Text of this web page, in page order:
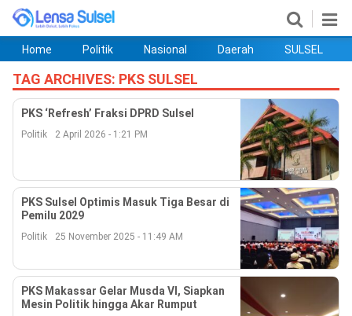
Home
Politik
Nasional
Daerah
SULSEL
Ekobis
Hukum
PENDIDIKAN
Olahraga
HIBURAN
Opini
©
Copyright
2026
lensasulsel.com
Home Politik Nasional Daerah SULSEL
TAG ARCHIVES: PKS SULSEL
PKS ‘Refresh’ Fraksi DPRD Sulsel
Politik 2 April 2026 - 1:21 PM
PKS Sulsel Optimis Masuk Tiga Besar di
Pemilu 2029
Politik 25 November 2025 - 11:49 AM
PKS Makassar Gelar Musda VI, Siapkan
Mesin Politik hingga Akar Rumput